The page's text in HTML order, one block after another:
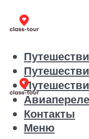
Контакты
Меню